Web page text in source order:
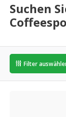
Suchen
Filter